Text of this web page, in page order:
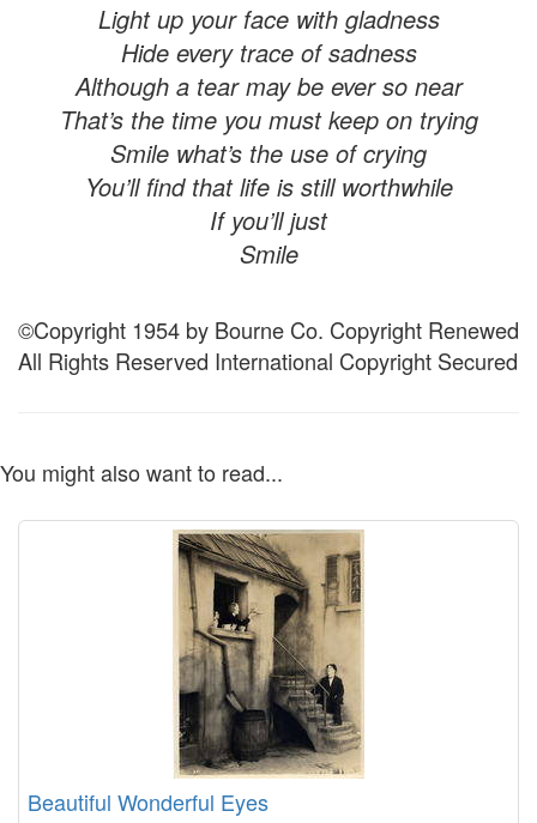
Light up your face with gladness
Hide every trace of sadness
Although a tear may be ever so near
That’s the time you must keep on trying
Smile what’s the use of crying
You’ll find that life is still worthwhile
If you’ll just
Smile
©Copyright 1954 by Bourne Co. Copyright Renewed
All Rights Reserved International Copyright Secured
You might also want to read...
Beautiful Wonderful Eyes